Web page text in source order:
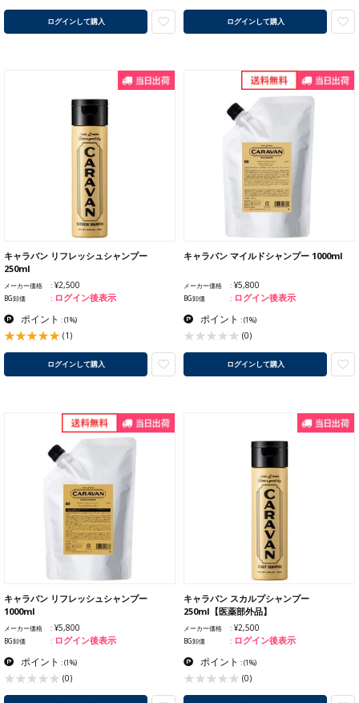
ログインして購入 ログインして購入
キャラバン リフレッシュシャンプー
250ml
メーカー価格 ¥2,500
BG卸価 ログイン後表示
ポイント :(1%)
(1)
ログインして購入
キャラバン マイルドシャンプー 1000ml
メーカー価格 ¥5,800
BG卸価 ログイン後表示
ポイント :(1%)
(0)
ログインして購入
キャラバン リフレッシュシャンプー
1000ml
メーカー価格 ¥5,800
BG卸価 ログイン後表示
ポイント :(1%)
(0)
キャラバン スカルプシャンプー
250ml【医薬部外品】
メーカー価格 ¥2,500
BG卸価 ログイン後表示
ポイント :(1%)
(0)